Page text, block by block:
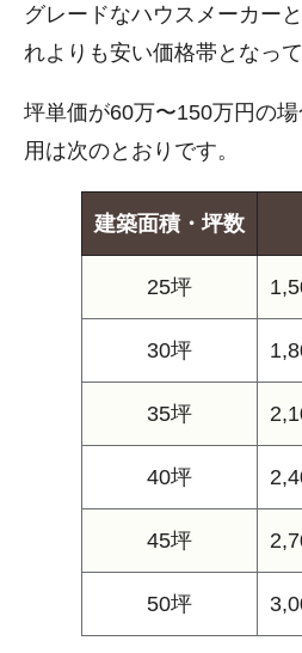
グレードなハウスメーカー
れよりも安い価格帯となって
坪単価が60万〜150万円の
用は次のとおりです。
建築面積・坪数
25坪
30坪
35坪
40坪
45坪
50坪